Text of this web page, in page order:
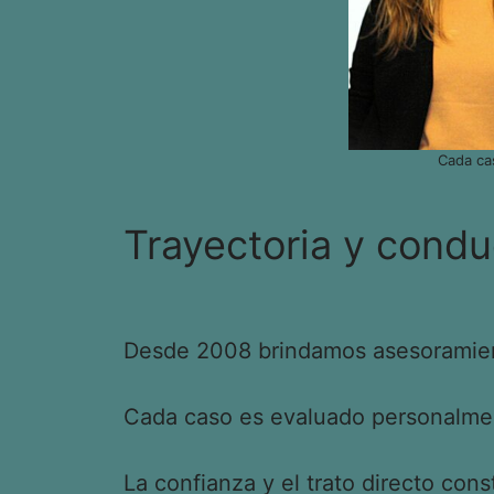
Cada
Trayectoria y
Desde 2008 brindamos
Cada caso es evaluado
La confianza y el trato directo